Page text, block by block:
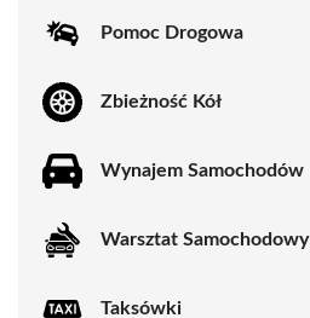
Pomoc Drogowa
Zbieżność Kół
Wynajem Samochodów
Warsztat Samochodowy
Taksówki